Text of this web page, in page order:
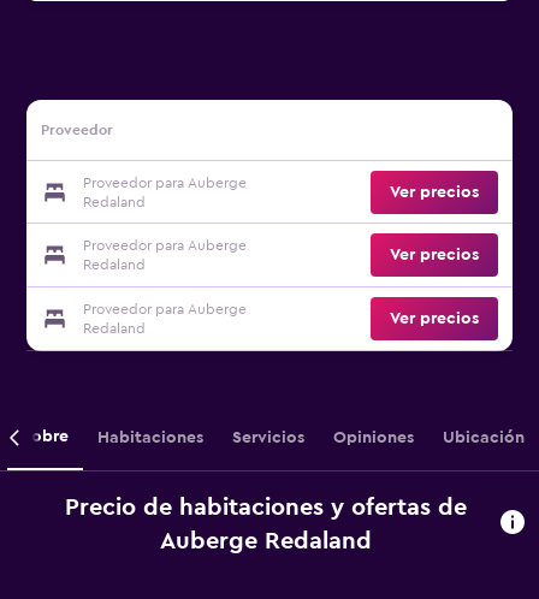
Proveedor
Proveedor para Auberge
Redaland
Ver precios
Proveedor para Auberge
Redaland
Ver precios
Proveedor para Auberge
Redaland
Ver precios
Sobre Habitaciones Servicios Opiniones Ubicación
Precio de habitaciones y ofertas de
Auberge Redaland